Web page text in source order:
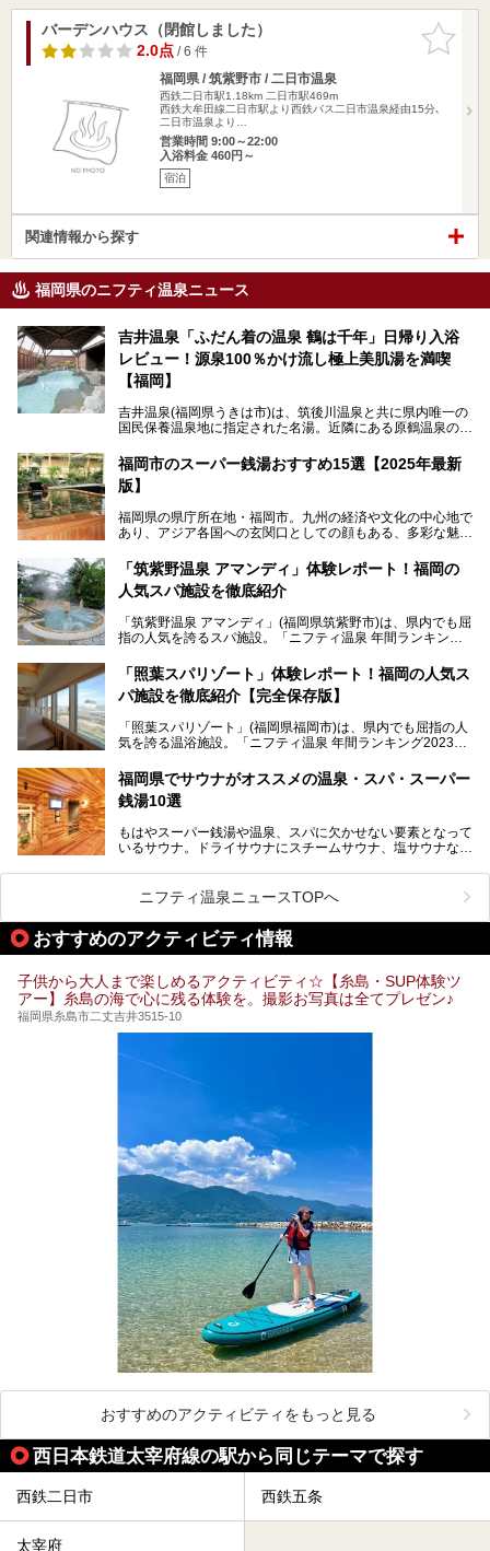
お気に入
りに追加
バーデンハウス（閉館しました）
2.0点/ 6 件
福岡県 / 筑紫野市 / 二日市温泉
西鉄二日市駅1.18km 二日市駅469m
西鉄大牟田線二日市駅より西鉄バス二日市温泉経由15分､
二日市温泉より…
営業時間 9:00～22:00
入浴料金 460円～
宿泊
関連情報から探す
福岡県のニフティ温泉ニュース
吉井温泉「ふだん着の温泉 鶴は千年」日帰り入浴
レビュー！源泉100％かけ流し極上美肌湯を満喫
【福岡】
吉井温泉(福岡県うきは市)は、筑後川温泉と共に県内唯一の
国民保養温泉地に指定された名湯。近隣にある原鶴温泉の観
す。
「ふだん着の温泉 鶴は千年」は、吉井温泉にある日帰り入
住民や温泉ファンに愛され続けています。今回は筆者自ら日
帰り入浴し、自慢の温泉を中心に詳細レビューします！
福岡市のスーパー銭湯おすすめ15選【2025年最新
版】
福岡県の県庁所在地・福岡市。九州の経済や文化の中心地で
あり、アジア各国への玄関口としての顔もある、多彩な魅力
そんな福岡市は、スーパー銭湯も多種多彩。玄界灘を眺めら
れるリゾート気分満点のスーパー銭湯から、繁華街近くのレ
いスーパー銭湯を一挙ご紹介します。
「筑紫野温泉 アマンディ」体験レポート！福岡の
人気スパ施設を徹底紹介
「筑紫野温泉 アマンディ」(福岡県筑紫野市)は、県内でも屈
指の人気を誇るスパ施設。「ニフティ温泉 年間ランキング2
入浴客で賑わっています。
そこで今回は、ニフティ温泉ライターである筆者が現地訪
ーム・併設するレストランを体験し、それらの全貌を徹底紹
介します！
「照葉スパリゾート」体験レポート！福岡の人気ス
パ施設を徹底紹介【完全保存版】
「照葉スパリゾート」(福岡県福岡市)は、県内でも屈指の人
気を誇る温浴施設。「ニフティ温泉 年間ランキング2023」
常連客で賑わっています。
そこで今回は、ニフティ温泉ライターである筆者が現地体
ューズメント・宿泊施設・グルメ・その他施設まで、多彩な
る全貌と魅力を徹底紹介します！
福岡県でサウナがオススメの温泉・スパ・スーパー
銭湯10選
もはやスーパー銭湯や温泉、スパに欠かせない要素となって
いるサウナ。ドライサウナにスチームサウナ、塩サウナな
ペース、ロウリュウなど、心ゆくまで楽しむためのサービス
が充実した施設も多くみられます。
今回はそんなサウナにこだわった、福岡県内のオススメ温
泉・銭湯・スパを10件紹介したいと思います！
ニフティ温泉ニュースTOPへ
おすすめのアクティビティ情報
子供から大人まで楽しめるアクティビティ☆【糸島・SUP体験ツ
アー】糸島の海で心に残る体験を。撮影お写真は全てプレゼン♪
福岡県糸島市二丈吉井3515-10
おすすめのアクティビティをもっと見る
西日本鉄道太宰府線の駅から同じテーマで探す
西鉄二日市 西鉄五条
太宰府